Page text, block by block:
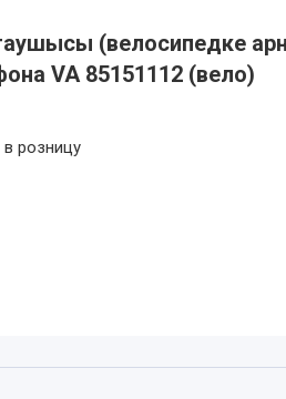
(велосипедке
VA 85151112 (вело)
розницу